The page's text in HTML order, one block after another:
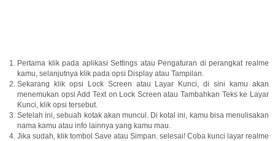
Pertama klik pada aplikasi Settings atau Pengaturan di perangkat realme
kamu, selanjutnya klik pada opsi Display atau Tampilan.
Sekarang klik opsi Lock Screen atau Layar Kunci, di sini kamu akan
menemukan opsi Add Text on Lock Screen atau Tambahkan Teks ke Layar
Kunci, klik opsi tersebut.
Setelah ini, sebuah kotak akan muncul. Di kotal ini, kamu bisa menulisakan
nama kamu atau info lainnya yang kamu mau.
Jika sudah, klik tombol Save atau Simpan. selesai! Coba kunci layar realme